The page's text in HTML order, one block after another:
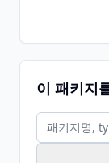
이 패키지